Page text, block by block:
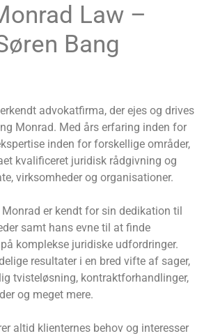
Law –
Bang
advokatfirma, der ejes og drives
Monrad. Med års erfaring inden for
inden for forskellige områder,
kvalificeret juridisk rådgivning og
virksomheder og organisationer.
er kendt for sin dedikation til
samt hans evne til at finde
komplekse juridiske udfordringer.
resultater i en bred vifte af sager,
tvisteløsning, kontraktforhandlinger,
og meget mere.
altid klienternes behov og interesser